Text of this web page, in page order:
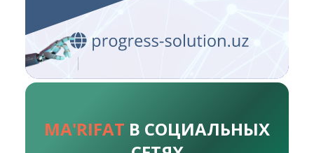
MA'RIFAT В СОЦИАЛЬНЫХ